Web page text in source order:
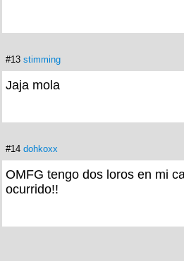
#13 stimming
Jaja mola
#14 dohkoxx
OMFG tengo dos loros en mi
ocurrido!!